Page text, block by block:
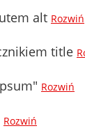
alt Rozwiń
title
Rozwiń
Rozwiń